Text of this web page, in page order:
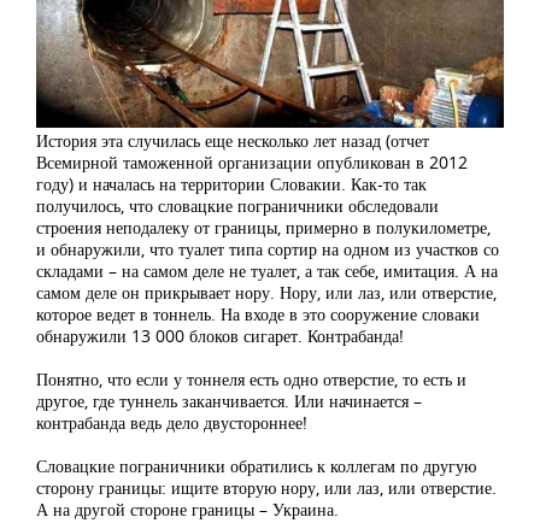
История эта случилась еще несколько лет назад (отчет
Всемирной таможенной организации опубликован в 2012
году) и началась на территории Словакии. Как-то так
получилось, что словацкие пограничники обследовали
строения неподалеку от границы, примерно в полукилометре,
и обнаружили, что туалет типа сортир на одном из участков со
складами – на самом деле не туалет, а так себе, имитация. А на
самом деле он прикрывает нору. Нору, или лаз, или отверстие,
которое ведет в тоннель. На входе в это сооружение словаки
обнаружили 13 000 блоков сигарет. Контрабанда!
Понятно, что если у тоннеля есть одно отверстие, то есть и
другое, где туннель заканчивается. Или начинается –
контрабанда ведь дело двустороннее!
Словацкие пограничники обратились к коллегам по другую
сторону границы: ищите вторую нору, или лаз, или отверстие.
А на другой стороне границы – Украина.